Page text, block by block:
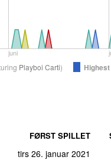
juni
Playboi Carti)
FØRST SPILLET
tirs 26. januar 2021